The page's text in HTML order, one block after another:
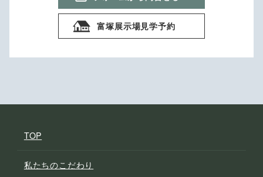
富塚展示場見学予約
TOP
私たちのこだわり